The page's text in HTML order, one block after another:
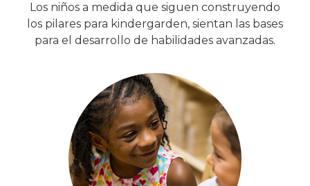
Los niños a medida que siguen construyendo
los pilares para kindergarden, sientan las bases
para el desarrollo de habilidades avanzadas.